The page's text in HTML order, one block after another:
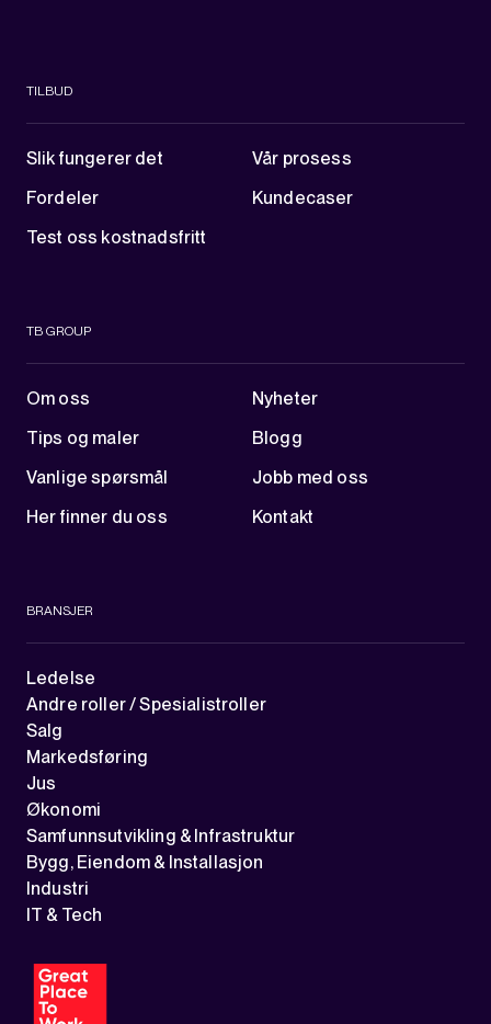
TILBUD
Slik fungerer det
Vår prosess
Fordeler
Kundecaser
Test oss kostnadsfritt
TB GROUP
Om oss
Nyheter
Tips og maler
Blogg
Vanlige spørsmål
Jobb med oss
Her finner du oss
Kontakt
BRANSJER
Ledelse
Andre roller / Spesialistroller
Salg
Markedsføring
Jus
Økonomi
Samfunnsutvikling & Infrastruktur
Bygg, Eiendom & Installasjon
Industri
IT & Tech